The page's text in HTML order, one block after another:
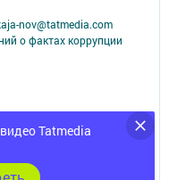
Tatmedia
nov@tatmedia.com
о фактах коррупции
сервисов и
настройках браузера.